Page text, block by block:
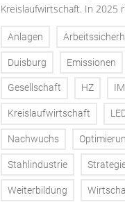
Kreislaufwirtschaft. In 2025
Anlagen
Duisburg Emissionen
Gesellschaft HZ
Kreislaufwirtschaft
Nachwuchs
Stahlindustrie
Weiterbildung